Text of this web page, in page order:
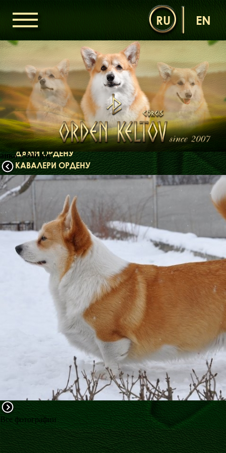
анка 2 640.jpg
Все фотографии
RU EN
ОРДЕН КЕЛЬТІВ
НОВИНИ
ДИТЯЧА КІМНАТА
КОНТАКТИ
НАШІ КОРГІ
ДАМИ ОРДЕНУ
КАВАЛЕРИ ОРДЕНУ
ЩЕНЯТА
ДИТЯЧА КІМНАТА
МІФИ
ФАКТИ
БЛОГ
ГАЛЕРЕЇ